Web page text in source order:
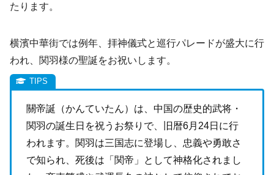
たります。
横濱中華街では例年、拝神儀式と巡行パレードが盛大に行
われ、関羽様の聖誕をお祝いします。
關帝誕（かんていたん）は、中国の歴史的武将・
関羽の誕生日を祝うお祭りで、旧暦6月24日に行
われます。関羽は三国志に登場し、忠義や勇敢さ
で知られ、死後は「関帝」として神格化されまし